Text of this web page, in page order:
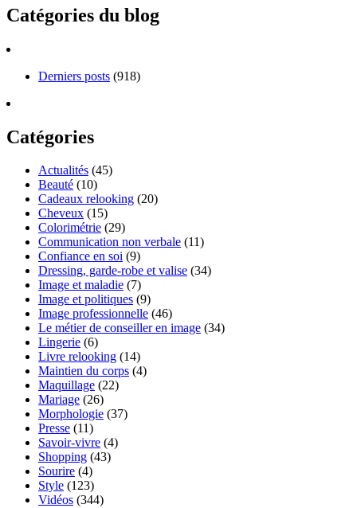
Catégories du blog
Derniers posts (918)
Catégories
Actualités (45)
Beauté (10)
Cadeaux relooking (20)
Cheveux (15)
Colorimétrie (29)
Communication non verbale (11)
Confiance en soi (9)
Dressing, garde-robe et valise (34)
Image et maladie (7)
Image et politiques (9)
Image professionnelle (46)
Le métier de conseiller en image (34)
Lingerie (6)
Livre relooking (14)
Maintien du corps (4)
Maquillage (22)
Mariage (26)
Morphologie (37)
Presse (11)
Savoir-vivre (4)
Shopping (43)
Sourire (4)
Style (123)
Vidéos (344)